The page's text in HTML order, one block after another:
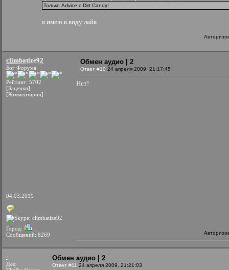
Только Advice с Dirt Candy!
я имею в виду лайв
climbatize92
Бог Форума
Рейтинг: 5702
[Заценки]
[Комментарии]
04.03.2019
Город:
Сообщений: 8269
Обмен аудио | 2
Ответ #10 24 апреля 2009, 21:17:45
Нет!
-
Дед
Обмен аудио | 2
Ответ #11 24 апреля 2009, 21:21:03